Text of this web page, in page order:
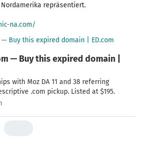
repräsentiert.
na.com/
— Buy this expired domain |
with Moz DA 11 and 38 referring
.com pickup. Listed at $195.